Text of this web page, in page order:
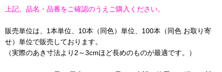
上記、品名・品番をご確認のうえご購入ください。
販売単位は、1本単位、10本（同色）単位、100本（同色 お取り寄
せ）単位で販売しております。
（実際のあき寸法より2～3cmほど長めのものが最適です。）